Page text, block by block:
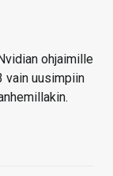
ohjaimille
vain uusimpiin